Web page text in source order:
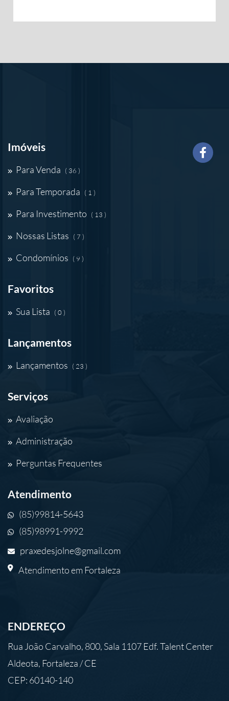
Imóveis
Para Venda ( 36 )
Para Temporada ( 1 )
Para Investimento ( 13 )
Nossas Listas ( 7 )
Condomínios ( 9 )
Favoritos
Sua Lista ( 0 )
Lançamentos
Lançamentos ( 23 )
Serviços
Avaliação
Administração
Perguntas Frequentes
Atendimento
(85)99814-5643
(85)98991-9992
praxedesjolne@gmail.com
Atendimento em Fortaleza
ENDEREÇO
Rua João Carvalho, 800, Sala 1107 Edf. Talent Center
Aldeota, Fortaleza / CE
CEP: 60140-140